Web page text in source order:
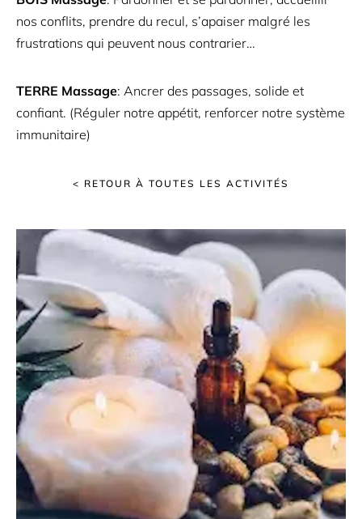
nos conflits, prendre du recul, s’apaiser malgré les
frustrations qui peuvent nous contrarier…
TERRE Massage: Ancrer des passages, solide et
confiant. (Réguler notre appétit, renforcer notre système
immunitaire)
< RETOUR À TOUTES LES ACTIVITÉS